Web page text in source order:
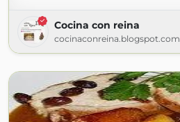
Cocina con reina
cocinaconreina.blogspot.com